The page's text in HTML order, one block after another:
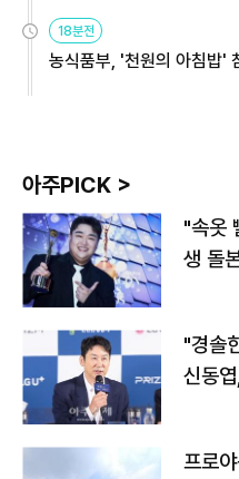
원
18분전
농식품부, '천원의 아침밥'
아주PICK >
"속옷
생 돌
"경솔
신동
프로